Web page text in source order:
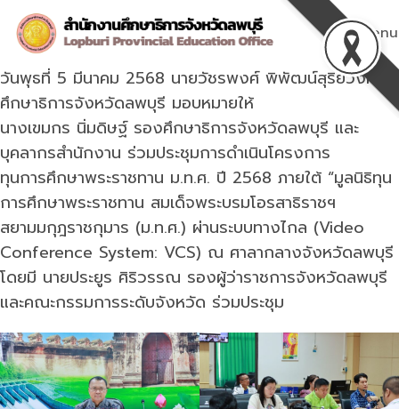
content
Menu
วันพุธที่ 5 มีนาคม 2568 นายวัชรพงศ์ พิพัฒน์สุริยวงศ์
ศึกษาธิการจังหวัดลพบุรี มอบหมายให้
นางเขมกร นิ่มดิษฐ์ รองศึกษาธิการจังหวัดลพบุรี และ
บุคลากรสำนักงาน ร่วมประชุมการดำเนินโครงการ
ทุนการศึกษาพระราชทาน ม.ท.ศ. ปี 2568 ภายใต้ “มูลนิธิทุน
การศึกษาพระราชทาน สมเด็จพระบรมโอรสาธิราชฯ
สยามมกุฎราชกุมาร (ม.ท.ศ.) ผ่านระบบทางไกล (Video
Conference System: VCS) ณ ศาลากลางจังหวัดลพบุรี
โดยมี นายประยูร ศิริวรรณ รองผู้ว่าราชการจังหวัดลพบุรี
และคณะกรรมการระดับจังหวัด ร่วมประชุม